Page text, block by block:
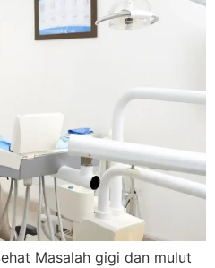
Masalah gigi dan mulut